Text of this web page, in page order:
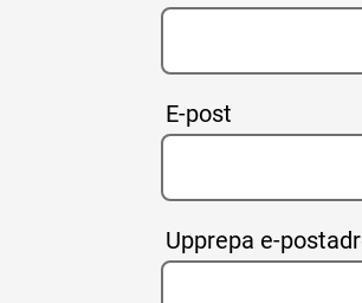
E-post
Upprepa e-